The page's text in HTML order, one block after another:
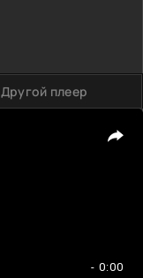
Другой плеер
- 0:00